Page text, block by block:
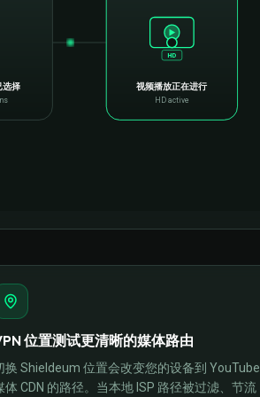
选择
HD
视频播放正在进行
HD active
位置测试更清晰的媒体路由
换 Shieldeum 位置会改变您的设备到 YouTube
体 CDN 的路径。当本地 ISP 路径被过滤、节流